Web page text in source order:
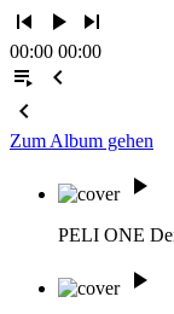
skip_previous play_arrow skip_next
00:00 00:00
playlist_play
chevron_left
chevron_left
Zum Album gehen
play_arrow
PELI ONE
play_arrow